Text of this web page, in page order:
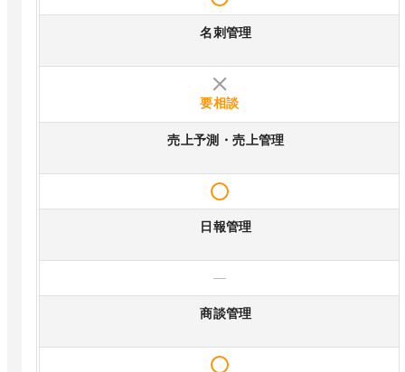
名刺管理
要相談
売上予測・売上管理
日報管理
—
商談管理